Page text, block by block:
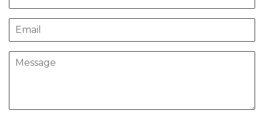
Email
Message